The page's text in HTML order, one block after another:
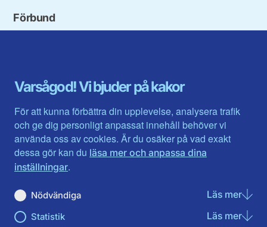
Varsågod! Vi bjuder på kakor
För att kunna förbättra din upplevelse, analysera trafik
och ge dig personligt anpassat innehåll behöver vi
använda oss av cookies. Är du osäker på vad exakt
dessa gör kan du läsa mer och anpassa dina
inställningar.
Nödvändiga Läs merom
Statistik Läs merom
Förbund
Gävleborg
Halland
Jämtlands län
Jönköpings län
Kalmar län
Kronobergs län
Norrbotten
Skåne län
Värmlands län
Västerbotten
Västra Götaland
Västernorrland
Västmanland
Örebro län
Östergötland
Du hittar oss här på sociala medier